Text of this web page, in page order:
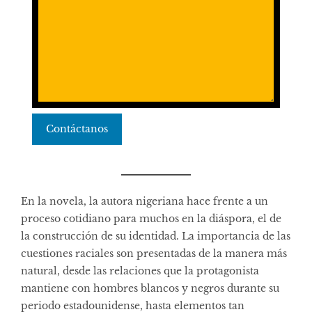
Contáctanos
En la novela, la autora nigeriana hace frente a un
proceso cotidiano para muchos en la diáspora, el de
la construcción de su identidad. La importancia de las
cuestiones raciales son presentadas de la manera más
natural, desde las relaciones que la protagonista
mantiene con hombres blancos y negros durante su
periodo estadounidense, hasta elementos tan